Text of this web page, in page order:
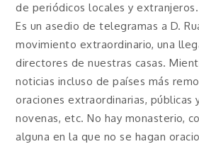
de periódicos locales y extranjeros.
Es un asedio de telegramas a D.
movimiento extraordinario, una
directores de nuestras casas.
noticias incluso de países más
oraciones extraordinarias, públicas
novenas, etc. No hay monasterio,
alguna en la que no se hagan